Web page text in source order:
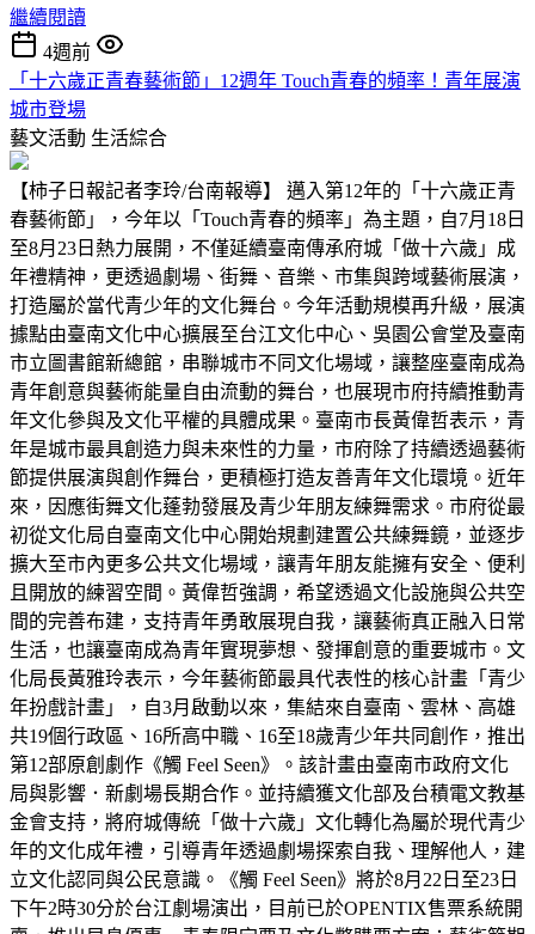
繼續閱讀
4週前
「十六歲正青春藝術節」12週年 Touch青春的頻率！青年展演
城市登場
藝文活動 生活綜合
【柿子日報記者李玲/台南報導】 邁入第12年的「十六歲正青
春藝術節」，今年以「Touch青春的頻率」為主題，自7月18日
至8月23日熱力展開，不僅延續臺南傳承府城「做十六歲」成
年禮精神，更透過劇場、街舞、音樂、市集與跨域藝術展演，
打造屬於當代青少年的文化舞台。今年活動規模再升級，展演
據點由臺南文化中心擴展至台江文化中心、吳園公會堂及臺南
市立圖書館新總館，串聯城市不同文化場域，讓整座臺南成為
青年創意與藝術能量自由流動的舞台，也展現市府持續推動青
年文化參與及文化平權的具體成果。臺南市長黃偉哲表示，青
年是城市最具創造力與未來性的力量，市府除了持續透過藝術
節提供展演與創作舞台，更積極打造友善青年文化環境。近年
來，因應街舞文化蓬勃發展及青少年朋友練舞需求。市府從最
初從文化局自臺南文化中心開始規劃建置公共練舞鏡，並逐步
擴大至市內更多公共文化場域，讓青年朋友能擁有安全、便利
且開放的練習空間。黃偉哲強調，希望透過文化設施與公共空
間的完善布建，支持青年勇敢展現自我，讓藝術真正融入日常
生活，也讓臺南成為青年實現夢想、發揮創意的重要城市。文
化局長黃雅玲表示，今年藝術節最具代表性的核心計畫「青少
年扮戲計畫」，自3月啟動以來，集結來自臺南、雲林、高雄
共19個行政區、16所高中職、16至18歲青少年共同創作，推出
第12部原創劇作《觸 Feel Seen》。該計畫由臺南市政府文化
局與影響．新劇場長期合作。並持續獲文化部及台積電文教基
金會支持，將府城傳統「做十六歲」文化轉化為屬於現代青少
年的文化成年禮，引導青年透過劇場探索自我、理解他人，建
立文化認同與公民意識。《觸 Feel Seen》將於8月22日至23日
下午2時30分於台江劇場演出，目前已於OPENTIX售票系統開